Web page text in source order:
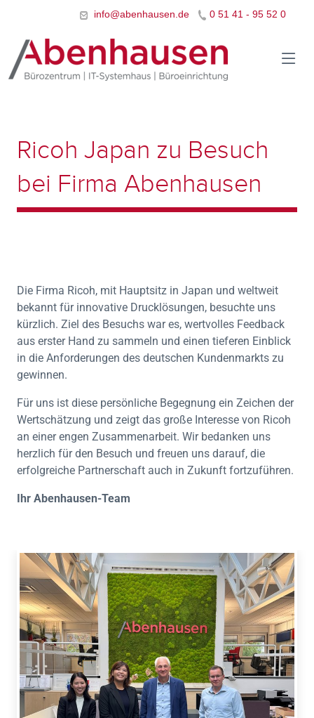
0 51 41 - 95 52 0
info@abenhausen.de
Ricoh Japan zu Besuch
bei Firma Abenhausen
Die Firma Ricoh, mit Hauptsitz in Japan und weltweit
bekannt für innovative Drucklösungen, besuchte uns
kürzlich. Ziel des Besuchs war es, wertvolles Feedback
aus erster Hand zu sammeln und einen tieferen Einblick
in die Anforderungen des deutschen Kundenmarkts zu
gewinnen.
Für uns ist diese persönliche Begegnung ein Zeichen der
Wertschätzung und zeigt das große Interesse von Ricoh
an einer engen Zusammenarbeit. Wir bedanken uns
herzlich für den Besuch und freuen uns darauf, die
erfolgreiche Partnerschaft auch in Zukunft fortzuführen.
Ihr Abenhausen-Team